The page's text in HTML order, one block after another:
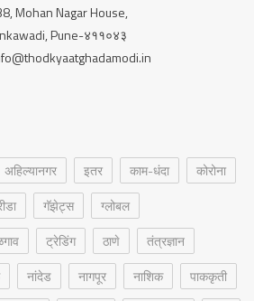
Mohan Nagar House,
Pune-४११०४३
अहिल्यानगर इतर काम-धंदा
कोरोना
गॅझेट्स
ग्लोबल
ट्रेडिंग ठाणे
तंत्रज्ञान
नांदेड नागपूर नाशिक
पाककृती